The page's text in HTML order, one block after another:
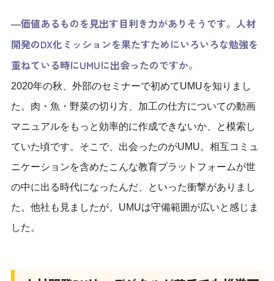
―価値あるものを見出す目利き力がありそうです。人材
開発のDX化ミッションを果たすためにいろいろな勉強を
重ねている時にUMUに出会ったのですか。
2020年の秋、外部のセミナーで初めてUMUを知りまし
た。 肉・魚・野菜の切り方、加工の仕方についての動画
マニュアルを もっと効率的に作成できないか、と模索し
ていた頃です。そこで、出会ったのがUMU。 相互コミュ
ニケーションを含めた こんな教育プラットフォームが世
の中に出る時代になったんだ、といった衝撃がありまし
た。 他社も見 ましたが、 UMUは守備範囲が広いと感じま
した。